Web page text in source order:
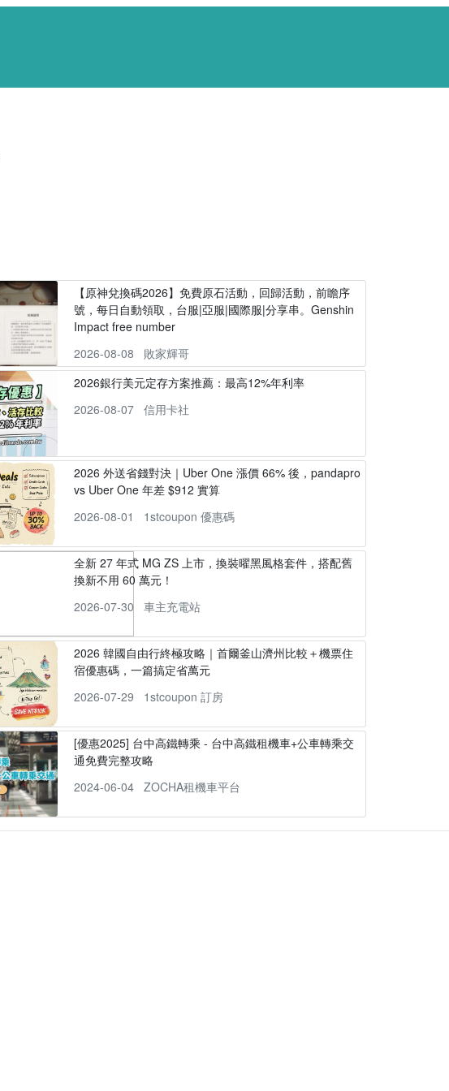
【原神兌換碼2026】免費原石活動，回歸活動，前瞻序
號，每日自動領取，台服|亞服|國際服|分享串。Genshin
Impact free number
2026-08-08
敗家輝哥
2026銀行美元定存方案推薦：最高12%年利率
2026-08-07
信用卡社
2026 外送省錢對決｜Uber One 漲價 66% 後，pandapro
vs Uber One 年差 $912 實算
2026-08-01
1stcoupon 優惠碼
全新 27 年式 MG ZS 上市，換裝曜黑風格套件，搭配舊
換新不用 60 萬元！
2026-07-30
車主充電站
2026 韓國自由行終極攻略｜首爾釜山濟州比較＋機票住
宿優惠碼，一篇搞定省萬元
2026-07-29
1stcoupon 訂房
[優惠2025] 台中高鐵轉乘 - 台中高鐵租機車+公車轉乘交
通免費完整攻略
2024-06-04
ZOCHA租機車平台